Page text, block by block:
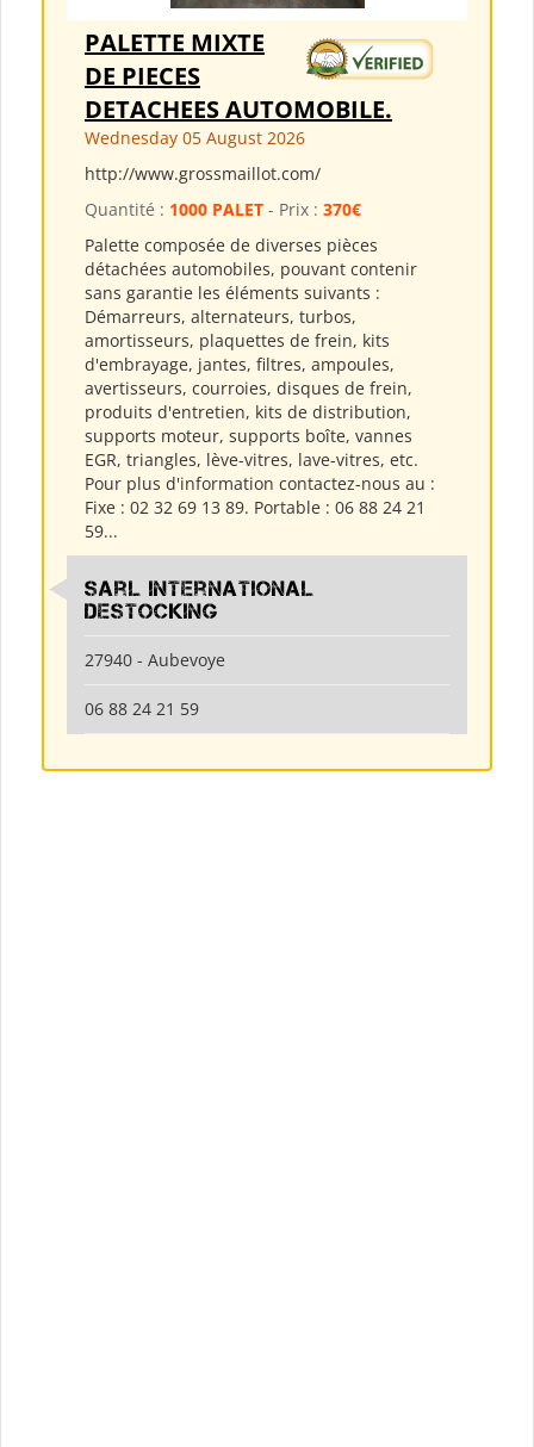
PALETTE MIXTE
DE PIECES
DETACHEES AUTOMOBILE.
Wednesday 05 August 2026
http://www.grossmaillot.com/
Quantité : 1000 PALET - Prix : 370€
Palette composée de diverses pièces
détachées automobiles, pouvant contenir
sans garantie les éléments suivants :
Démarreurs, alternateurs, turbos,
amortisseurs, plaquettes de frein, kits
d'embrayage, jantes, filtres, ampoules,
avertisseurs, courroies, disques de frein,
produits d'entretien, kits de distribution,
supports moteur, supports boîte, vannes
EGR, triangles, lève-vitres, lave-vitres, etc.
Pour plus d'information contactez-nous au :
Fixe : 02 32 69 13 89. Portable : 06 88 24 21
59...
Sarl International
Destocking
27940 - Aubevoye
06 88 24 21 59